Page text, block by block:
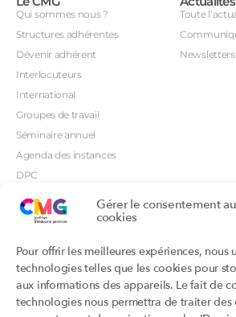
Gérer le consentement
cookies
Pour offrir les meilleures expériences, nous
technologies telles que les cookies pour
aux informations des appareils. Le fait de
technologies nous permettra de traiter des
Qui sommes nous ?
Structures adhérentes
Dévenir adhérent
Interlocuteurs
International
Groupes de travail
Séminaire annuel
Agenda des instances
DPC
CSI
Orientations prioritaires
Toute
Newsletters
Productions
Productions du Collège
Productions des structures
adhérentes
Portails
Annuaire